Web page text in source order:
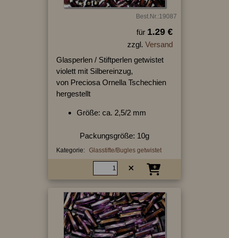
Best.Nr.:19087
für 1.29 €
zzgl. Versand
Glasperlen / Stiftperlen getwistet
violett mit Silbereinzug,
von Preciosa Ornella Tschechien
hergestellt
Größe: ca. 2,5/2 mm
Packungsgröße: 10g
Kategorie: Glasstifte/Bugles getwistet